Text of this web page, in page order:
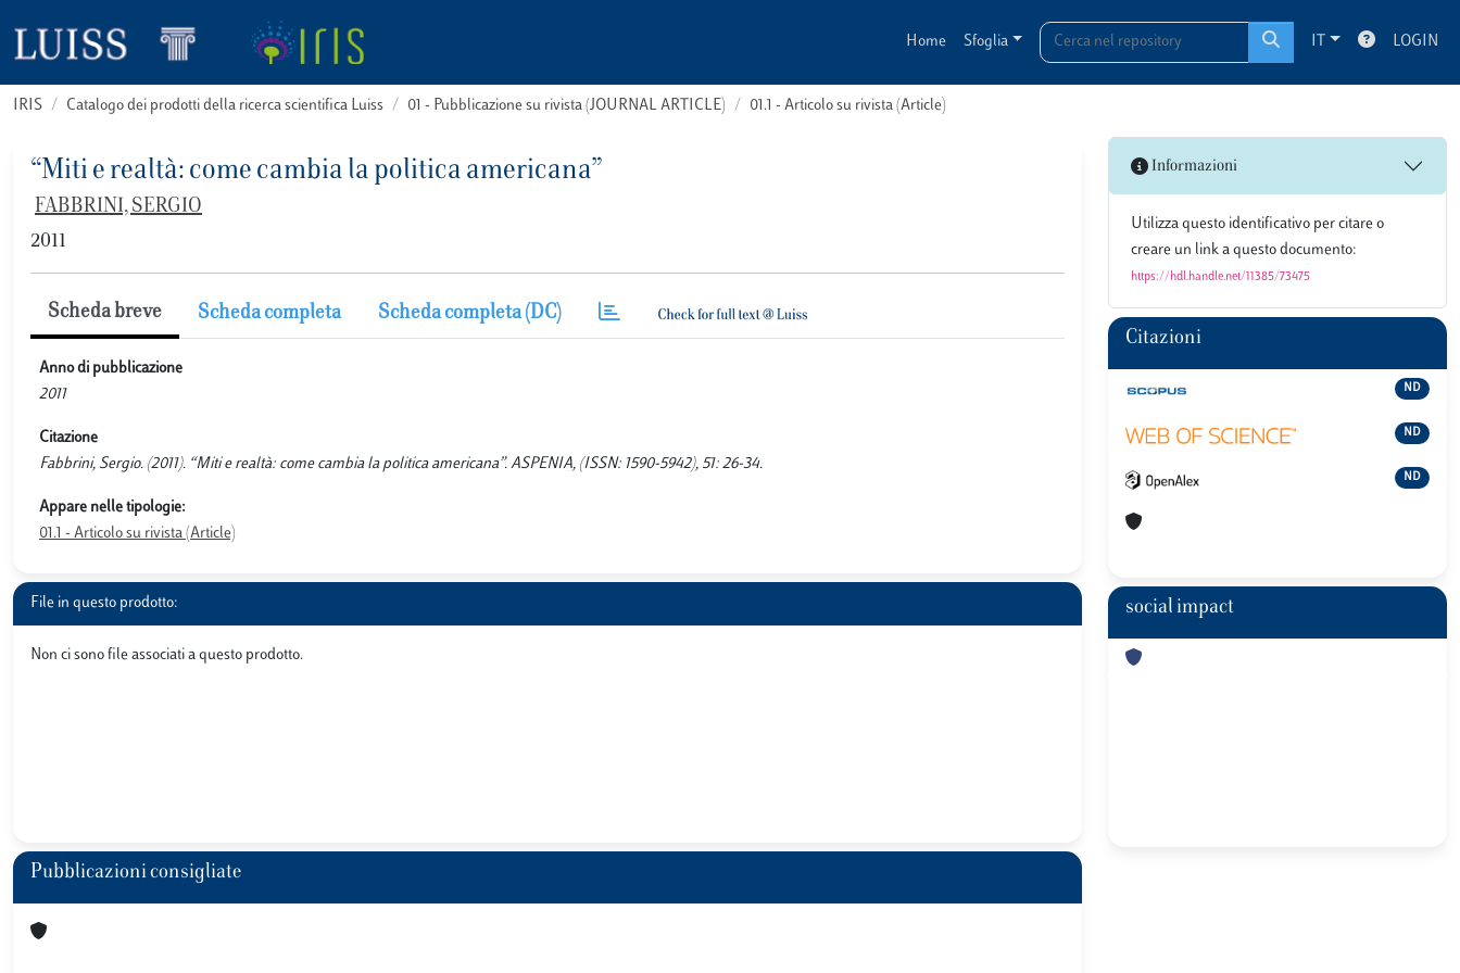
Home Sfoglia IT LOGIN
IRIS Catalogo dei prodotti della ricerca scientifica Luiss 01 - Pubblicazione su rivista (JOURNAL ARTICLE) 01.1 - Articolo su rivista (Article)
“Miti e realtà: come cambia la politica americana”
FABBRINI, SERGIO
2011
Scheda breve Scheda completa Scheda completa (DC)
Anno di pubblicazione
2011
Citazione
Fabbrini, Sergio. (2011). “Miti e realtà: come cambia la politica americana”. ASPENIA, (ISSN: 1590-5942), 51: 26-34.
Appare nelle tipologie:
01.1 - Articolo su rivista (Article)
File in questo prodotto:
Non ci sono file associati a questo prodotto.
Pubblicazioni consigliate
Informazioni
Utilizza questo identificativo per citare o
creare un link a questo documento:
https://hdl.handle.net/11385/73475
Citazioni
ND
ND
ND
social impact